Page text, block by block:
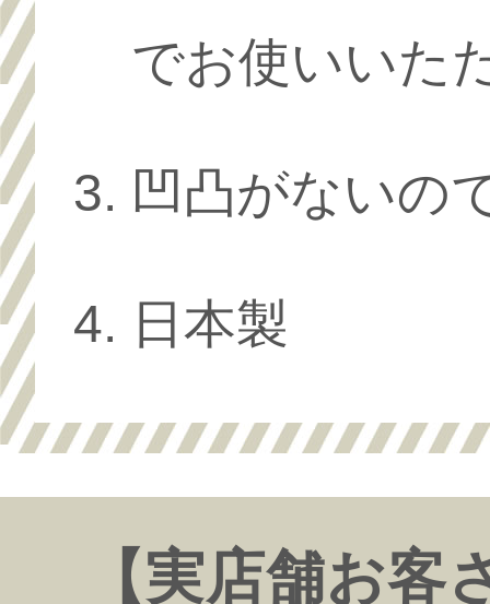
でお使いいた
凹凸がないの
日本製
【実店舗お客